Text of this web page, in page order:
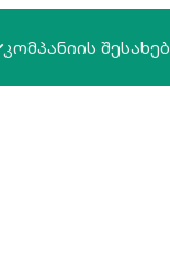
ᲙᲝᲛᲞᲐᲜᲘᲘᲡ ᲨᲔᲡᲐᲮᲔᲑ